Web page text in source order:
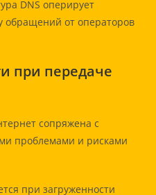
DNS оперирует
обращений от операторов
при передаче
сопряжена с
проблемами и рисками
при загруженности